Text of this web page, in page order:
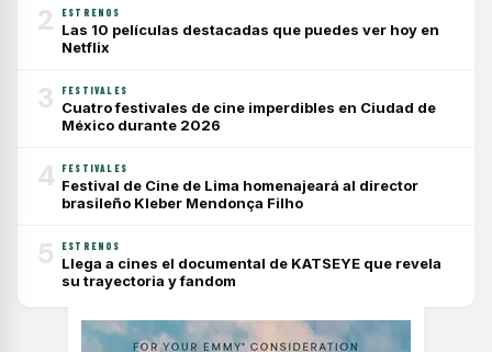
2 ESTRENOS
Las 10 películas destacadas que puedes ver hoy en
Netflix
3 FESTIVALES
Cuatro festivales de cine imperdibles en Ciudad de
México durante 2026
4 FESTIVALES
Festival de Cine de Lima homenajeará al director
brasileño Kleber Mendonça Filho
5 ESTRENOS
Llega a cines el documental de KATSEYE que revela
su trayectoria y fandom